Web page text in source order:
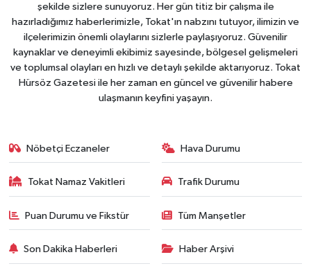
şekilde sizlere sunuyoruz. Her gün titiz bir çalışma ile
hazırladığımız haberlerimizle, Tokat'ın nabzını tutuyor, ilimizin ve
ilçelerimizin önemli olaylarını sizlerle paylaşıyoruz. Güvenilir
kaynaklar ve deneyimli ekibimiz sayesinde, bölgesel gelişmeleri
ve toplumsal olayları en hızlı ve detaylı şekilde aktarıyoruz. Tokat
Hürsöz Gazetesi ile her zaman en güncel ve güvenilir habere
ulaşmanın keyfini yaşayın.
Nöbetçi Eczaneler Hava Durumu
Tokat Namaz Vakitleri Trafik Durumu
Puan Durumu ve Fikstür Tüm Manşetler
Son Dakika Haberleri Haber Arşivi